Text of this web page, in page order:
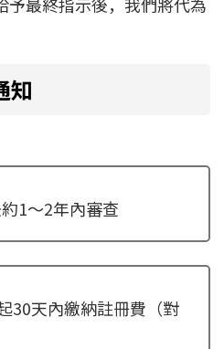
予最終指示後，我們將代為
知
1～2年內審查
30天內繳納註冊費（對